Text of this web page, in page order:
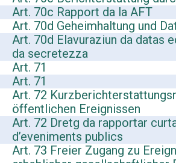
Art. 70c Rapport da la AFT
Art. 70d Geheimhaltung und
Art. 70d Elavuraziun da datas
da secretezza
Art. 71
Art. 71
Art. 72
öffentlichen Ereignissen
Art. 72 Dretg da rapportar
d’eveniments publics
Art. 73 Freier Zugang zu